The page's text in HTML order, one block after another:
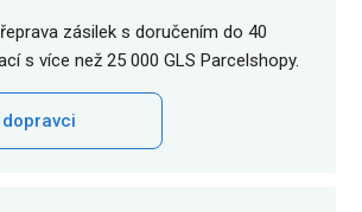
zásilek s doručením do 40
s více než 25 000 GLS Parcelshopy.